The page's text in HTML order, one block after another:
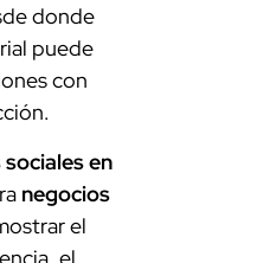
donde
puede
con
en
negocios
el
el